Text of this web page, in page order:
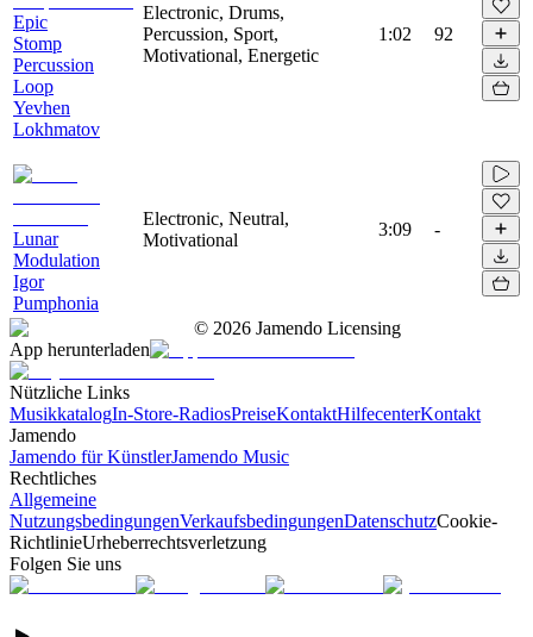
Epic
Stomp
Percussion
Loop
Yevhen
Lokhmatov
Electronic, Drums,
Percussion, Sport,
Motivational, Energetic
1:02 92
Lunar
Modulation
Igor
Pumphonia
Electronic, Neutral,
Motivational
3:09 -
© 2026 Jamendo Licensing
App herunterladen
Nützliche Links
MusikkatalogIn-Store-RadiosPreiseKontaktHilfecenterKontakt
Jamendo
Jamendo für KünstlerJamendo Music
Rechtliches
Allgemeine
NutzungsbedingungenVerkaufsbedingungenDatenschutzCookie-
RichtlinieUrheberrechtsverletzung
Folgen Sie uns